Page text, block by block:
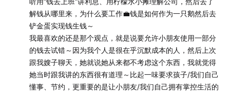
老师；参与上海市多所学校的演讲、德育、科创类课程的
研发与教学活动。
时间轴
–05:10| 孩子的“投资”，和大人想的完全不一样
解钱从哪里来，为什么要工作💼钱是如何作为一只鹅然后去
铲金蛋实现钱生钱～
我最喜欢的还是那个观点，就是说要允许小朋友使用一部分
的钱去试错～因为我个人是很在乎沉默成本的人，然后上次
跟我嫂子聊天，她就说她从来都不考虑这个东西，我就觉得
她当时跟我讲的东西很有道理～比起一味要求孩子/我们自己
懂事、节约，更重要的是让小朋友/我们自己拥有掌控生活的